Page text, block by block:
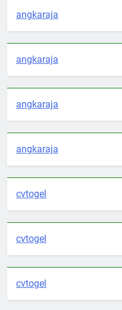
angkaraja
angkaraja
angkaraja
angkaraja
cvtogel
cvtogel
cvtogel